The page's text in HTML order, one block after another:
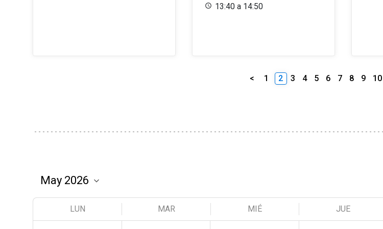
13:40 a 14:50
< 1 2 3 4 5 6 7 8 9 10
LUN MAR MIÉ JUE